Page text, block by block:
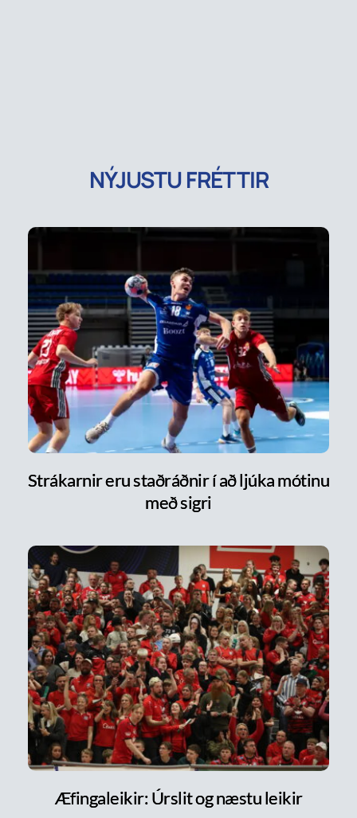
NÝJUSTU FRÉTTIR
Strákarnir eru staðráðnir í að ljúka mótinu
með sigri
Æfingaleikir: Úrslit og næstu leikir